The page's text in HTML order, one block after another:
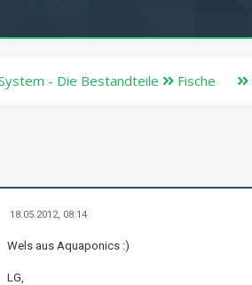
- Die Bestandteile Fische
18.05.2012, 08:14
Wels aus Aquaponics :)
LG,